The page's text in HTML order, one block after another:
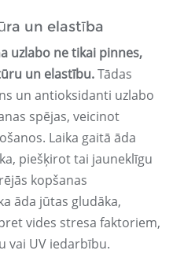
un elastība
uzlabo ne tikai pinnes,
un elastību.Tādas
un antioksidanti uzlabo
spējas, veicinot
Laika gaitā āda
piešķirot tai jauneklīgu
kopšanas
āda jūtas gludāka,
vides stresa faktoriem,
vai UV iedarbību.